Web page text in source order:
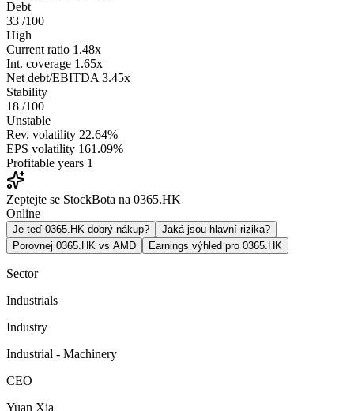
Debt
33 /100
High
Current ratio 1.48x
Int. coverage 1.65x
Net debt/EBITDA 3.45x
Stability
18 /100
Unstable
Rev. volatility 22.64%
EPS volatility 161.09%
Profitable years 1
Zeptejte se StockBota na 0365.HK
Online
Je teď 0365.HK dobrý nákup?
Jaká jsou hlavní rizika?
Porovnej 0365.HK vs AMD
Earnings výhled pro 0365.HK
Sector
Industrials
Industry
Industrial - Machinery
CEO
Yuan Xia